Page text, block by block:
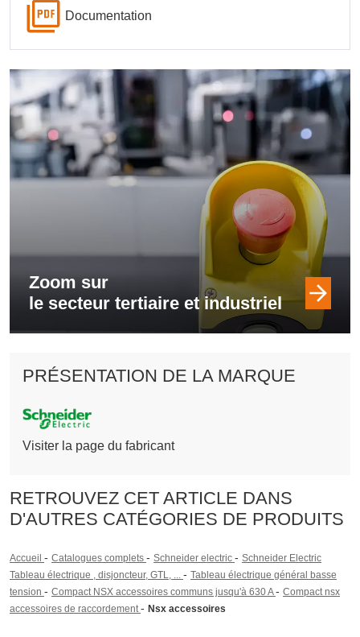
Documentation
Zoom sur
le secteur tertiaire et industriel
PRÉSENTATION DE LA MARQUE
Visiter la page du fabricant
RETROUVEZ CET ARTICLE DANS
D'AUTRES CATÉGORIES DE PRODUITS
Accueil - Catalogues complets - Schneider electric - Schneider Electric
Tableau électrique , disjoncteur, GTL, ... - Tableau électrique général basse
tension - Compact NSX accessoires communs jusqu'à 630 A- Compact nsx
accessoires de raccordement- Nsx accessoires